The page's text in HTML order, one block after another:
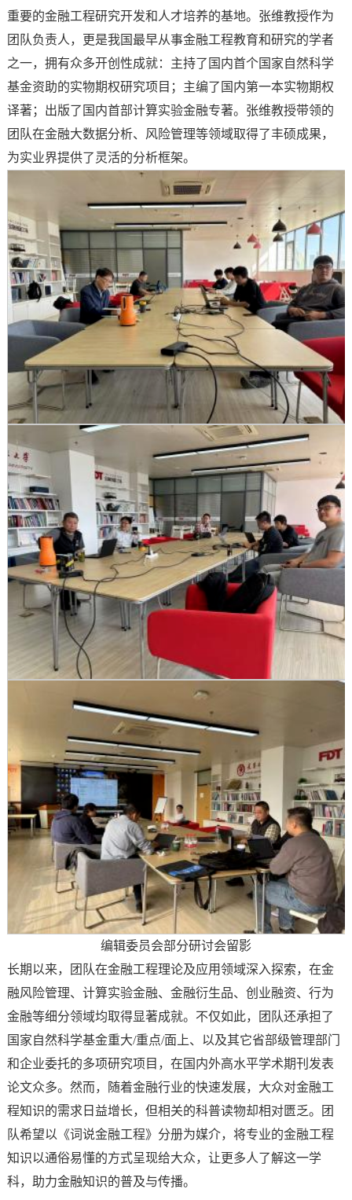
重要的金融工程研究开发和人才培养的基地。张维教授作为
团队负责人，更是我国最早从事金融工程教育和研究的学者
之一，拥有众多开创性成就：主持了国内首个国家自然科学
基金资助的实物期权研究项目；主编了国内第一本实物期权
译著；出版了国内首部计算实验金融专著。张维教授带领的
团队在金融大数据分析、风险管理等领域取得了丰硕成果，
为实业界提供了灵活的分析框架。
编辑委员会部分研讨会留影
长期以来，团队在金融工程理论及应用领域深入探索，在金
融风险管理、计算实验金融、金融衍生品、创业融资、行为
金融等细分领域均取得显著成就。不仅如此，团队还承担了
国家自然科学基金重大/重点/面上、以及其它省部级管理部门
和企业委托的多项研究项目，在国内外高水平学术期刊发表
论文众多。然而，随着金融行业的快速发展，大众对金融工
程知识的需求日益增长，但相关的科普读物却相对匮乏。团
队希望以《词说金融工程》分册为媒介，将专业的金融工程
知识以通俗易懂的方式呈现给大众，让更多人了解这一学
科，助力金融知识的普及与传播。